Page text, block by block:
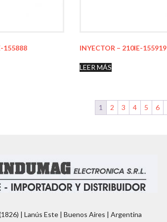
155888 INYECTOR – 210IE-155919
LEER MÁS
1 2 3 4 5 6
| Lanús Este | Buenos Aires | Argentina